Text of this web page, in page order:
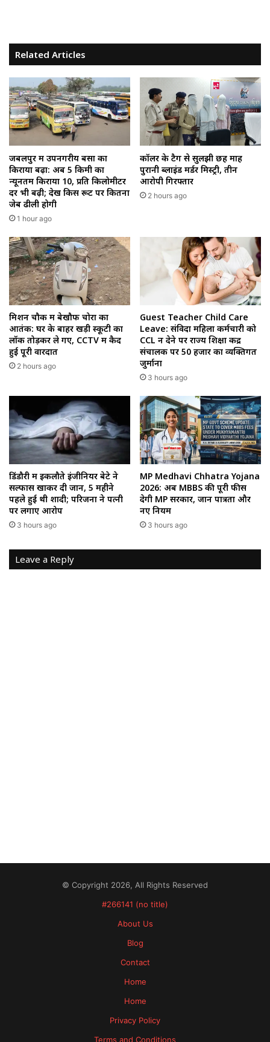
Related Articles
जबलपुर में उपनगरीय बसों का
किराया बढ़ा: अब 5 किमी का
न्यूनतम किराया ₹10, प्रति किलोमीटर
दर भी बढ़ी; देखें किस रूट पर कितना
जेब ढीली होगी
1 hour ago
कॉलर के टैग से सुलझी छह माह
पुरानी ब्लाइंड मर्डर मिस्ट्री, तीन
आरोपी गिरफ्तार
2 hours ago
मिशन चौक में बेखौफ चोरों का
आतंक: घर के बाहर खड़ी स्कूटी का
लॉक तोड़कर ले गए, CCTV में कैद
हुई पूरी वारदात
2 hours ago
Guest Teacher Child Care
Leave: संविदा महिला कर्मचारी को
CCL न देने पर राज्य शिक्षा केंद्र
संचालक पर 50 हजार का व्यक्तिगत
जुर्माना
3 hours ago
डिंडौरी में इकलौते इंजीनियर बेटे ने
सल्फास खाकर दी जान, 5 महीने
पहले हुई थी शादी; परिजनों ने पत्नी
पर लगाए आरोप
3 hours ago
MP Medhavi Chhatra Yojana
2026: अब MBBS की पूरी फीस
देगी MP सरकार, जानें पात्रता और
नए नियम
3 hours ago
Leave a Reply
© Copyright 2026, All Rights Reserved
#266141 (no title)
About Us
Blog
Contact
Home
Home
Privacy Policy
Terms and Conditions